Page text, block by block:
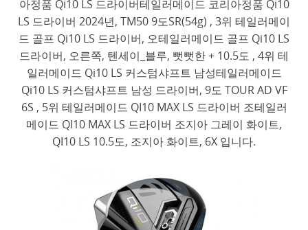
아정품 Qi10 LS 드라이버테일러메이드 코리아정품 Qi10
LS 드라이버 2024년, TM50 9도SR(54g) , 3위 테일러메이
드 골프 Qi10 LS 드라이버, 오테일러메이드 골프 Qi10 LS
드라이버, 오른쪽, 텐세이_블루, 뻣뻣한 + 10.5도 , 4위 테
일러메이드 Qi10 LS 커스텀샤프트 남성테일러메이드
Qi10 LS 커스텀샤프트 남성 드라이버, 9도 TOUR AD VF
6S , 5위 테일러메이드 QI10 MAX LS 드라이버 조테일러
메이드 QI10 MAX LS 드라이버 조지아 그레이 화이트,
QI10 LS 10.5도, 조지아 화이트, 6X 입니다.